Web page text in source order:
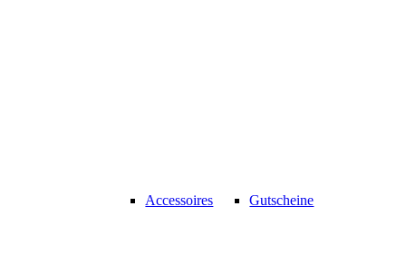
Accessoires Gutscheine